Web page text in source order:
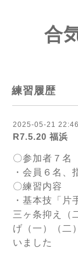
合
練習履歴
2025-05-21
R7.5.20 福浜
〇参加者７名
・会員６名、
〇練習内容
・基本技「片
三ヶ条抑え（
げ（一）（二
いました